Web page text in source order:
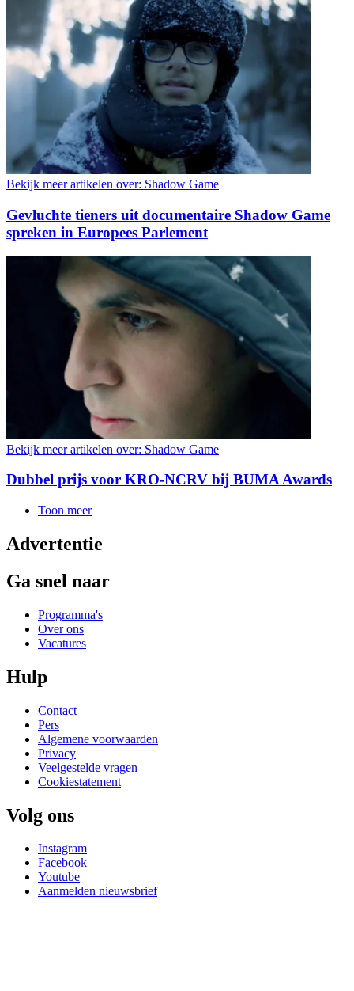
Bekijk meer artikelen over: Shadow Game
Gevluchte tieners uit documentaire Shadow Game
spreken in Europees Parlement
Bekijk meer artikelen over: Shadow Game
Dubbel prijs voor KRO-NCRV bij BUMA Awards
Toon meer
Advertentie
Ga snel naar
Programma's
Over ons
Vacatures
Hulp
Contact
Pers
Algemene voorwaarden
Privacy
Veelgestelde vragen
Cookiestatement
Volg ons
Instagram
Facebook
Youtube
Aanmelden nieuwsbrief